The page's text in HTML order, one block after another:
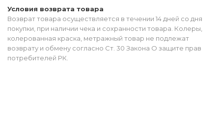
Условия возврата товара
Возврат товара осуществляется в течении 14 дней со дня
покупки, при наличии чека и сохранности товара. Колеры,
колерованная краска, метражный товар не подлежат
возврату и обмену согласно Ст. 30 Закона О защите прав
потребителей РК.